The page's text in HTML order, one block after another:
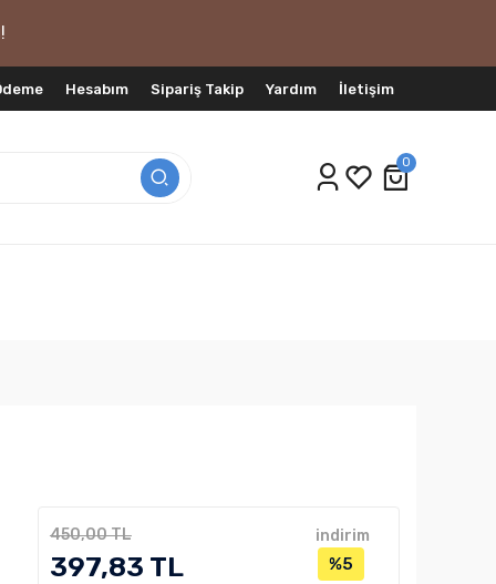
Hesabım Sipariş Takip Yardım İletişim
0
450,00 TL
397,83 TL
indirim
%5